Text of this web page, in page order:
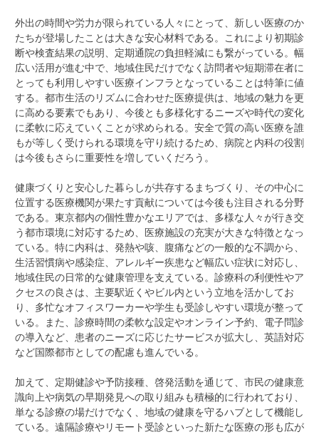
外出の時間や労力が限られている人々にとって、新しい医療のか
たちが登場したことは大きな安心材料である。これにより初期診
断や検査結果の説明、定期通院の負担軽減にも繋がっている。幅
広い活用が進む中で、地域住民だけでなく訪問者や短期滞在者に
とっても利用しやすい医療インフラとなっていることは特筆に値
する。都市生活のリズムに合わせた医療提供は、地域の魅力を更
に高める要素でもあり、今後とも多様化するニーズや時代の変化
に柔軟に応えていくことが求められる。安全で質の高い医療を誰
もが等しく受けられる環境を守り続けるため、病院と内科の役割
は今後もさらに重要性を増していくだろう。
健康づくりと安心した暮らしが共存するまちづくり、その中心に
位置する医療機関が果たす貢献については今後も注目される分野
である。東京都内の個性豊かなエリアでは、多様な人々が行き交
う都市環境に対応するため、医療施設の充実が大きな特徴となっ
ている。特に内科は、発熱や咳、腹痛などの一般的な不調から、
生活習慣病や感染症、アレルギー疾患など幅広い症状に対応し、
地域住民の日常的な健康管理を支えている。診療科の利便性やア
クセスの良さは、主要駅近くやビル内という立地を活かしてお
り、多忙なオフィスワーカーや学生も受診しやすい環境が整って
いる。また、診療時間の柔軟な設定やオンライン予約、電子問診
の導入など、患者のニーズに応じたサービスが拡大し、英語対応
など国際都市としての配慮も進んでいる。
加えて、定期健診や予防接種、啓発活動を通じて、市民の健康意
識向上や病気の早期発見への取り組みも積極的に行われており、
単なる診療の場だけでなく、地域の健康を守るハブとして機能し
ている。遠隔診療やリモート受診といった新たな医療の形も広が